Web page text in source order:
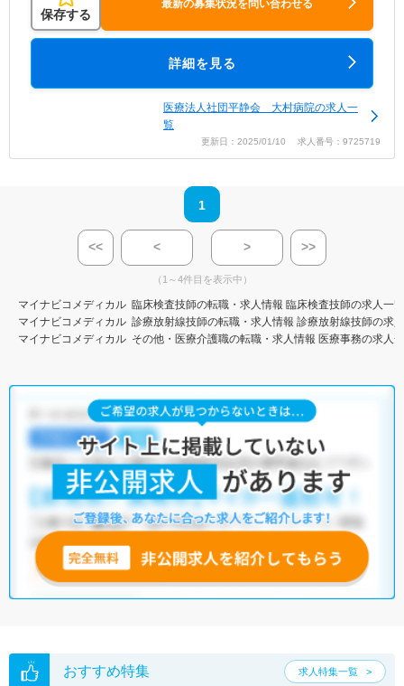
保存する
最新の募集状況を問い合わせる
詳細を見る
医療法人社団平静会 大村病院の求人一
覧
更新日：2025/01/10 求人番号：9725719
1
<< < > >>
（1～4件目を表示中）
マイナビコメディカル 臨床検査技師の転職・求人情報 臨床検査技師の求人一覧
マイナビコメディカル 診療放射線技師の転職・求人情報 診療放射線技師の求
マイナビコメディカル その他・医療介護職の転職・求人情報 医療事務の求人
おすすめ特集 求人特集一覧